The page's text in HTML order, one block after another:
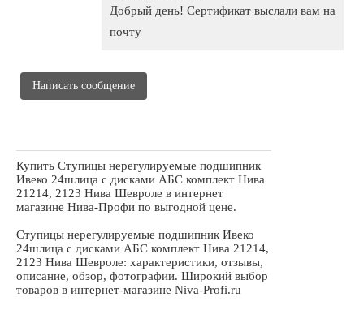
Добрый день! Сертификат выслали вам на
почту
Написать сообщение
Купить Ступицы нерегулируемые подшипник
Ивеко 24шлица с дисками АБС комплект Нива
21214, 2123 Нива Шевроле в интернет
магазине Нива-Профи по выгодной цене.
Ступицы нерегулируемые подшипник Ивеко
24шлица с дисками АБС комплект Нива 21214,
2123 Нива Шевроле: характеристики, отзывы,
описание, обзор, фотографии. Широкий выбор
товаров в интернет-магазине Niva-Profi.ru